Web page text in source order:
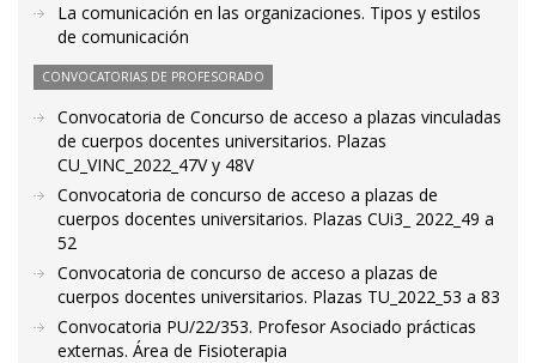
La comunicación en las organizaciones. Tipos y estilos
de comunicación
CONVOCATORIAS DE PROFESORADO
Convocatoria de Concurso de acceso a plazas vinculadas
de cuerpos docentes universitarios. Plazas
CU_VINC_2022_47V y 48V
Convocatoria de concurso de acceso a plazas de
cuerpos docentes universitarios. Plazas CUi3_ 2022_49 a
52
Convocatoria de concurso de acceso a plazas de
cuerpos docentes universitarios. Plazas TU_2022_53 a 83
Convocatoria PU/22/353. Profesor Asociado prácticas
externas. Área de Fisioterapia